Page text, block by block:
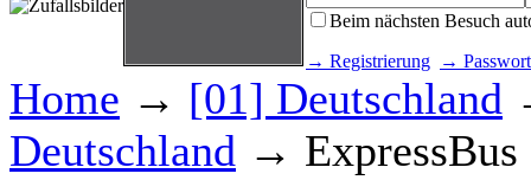
Beim nächsten Besuch
→ Registrierung
→
Home → [01] Deutschland
Deutschland → ExpressBus